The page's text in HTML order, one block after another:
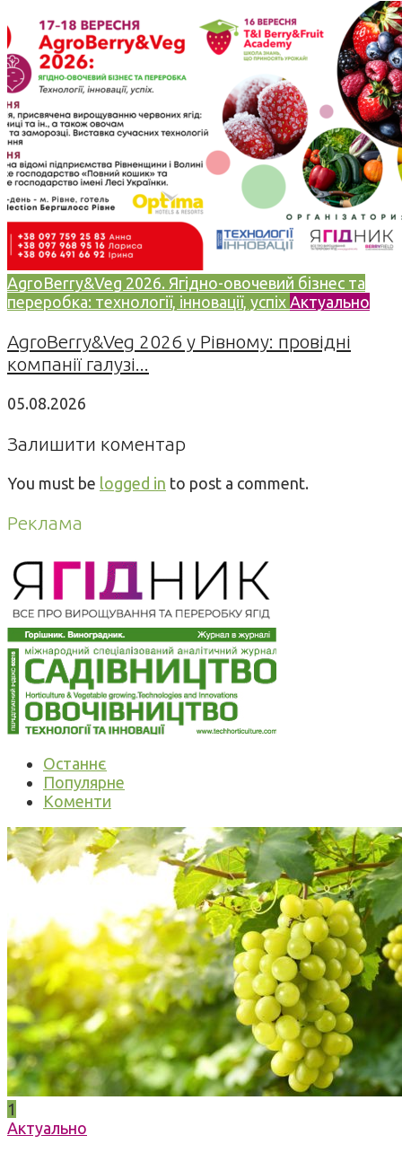
AgroBerry&Veg 2026. Ягідно-овочевий бізнес та
переробка: технології, інновації, успіх Актуально
AgroBerry&Veg 2026 у Рівному: провідні
компанії галузі...
05.08.2026
Залишити коментар
You must be logged in to post a comment.
Реклама
Останнє
Популярне
Коменти
1
Актуально